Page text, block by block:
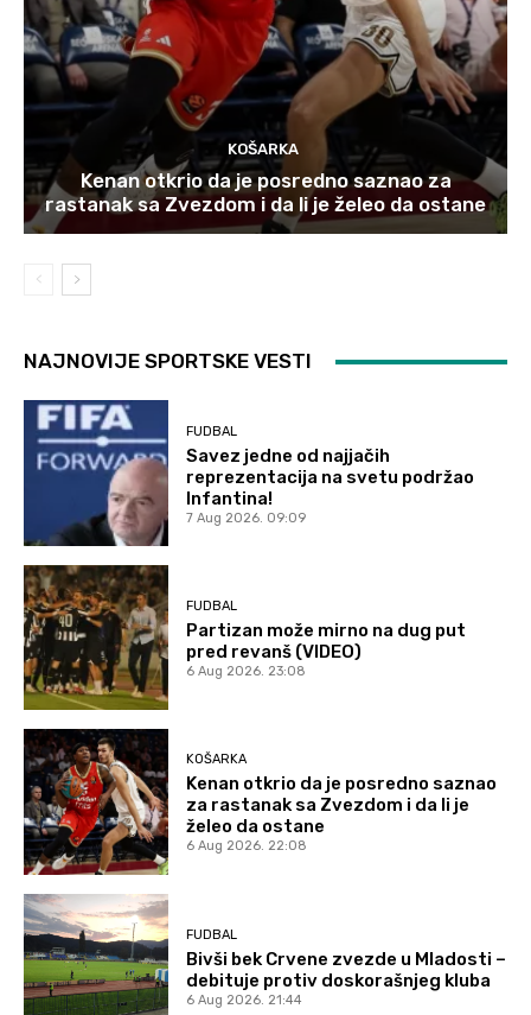
KOŠARKA
Kenan otkrio da je posredno saznao za
rastanak sa Zvezdom i da li je želeo da ostane
NAJNOVIJE SPORTSKE VESTI
FUDBAL
Savez jedne od najjačih
reprezentacija na svetu podržao
Infantina!
7 Aug 2026. 09:09
FUDBAL
Partizan može mirno na dug put
pred revanš (VIDEO)
6 Aug 2026. 23:08
KOŠARKA
Kenan otkrio da je posredno saznao
za rastanak sa Zvezdom i da li je
želeo da ostane
6 Aug 2026. 22:08
FUDBAL
Bivši bek Crvene zvezde u Mladosti –
debituje protiv doskorašnjeg kluba
6 Aug 2026. 21:44